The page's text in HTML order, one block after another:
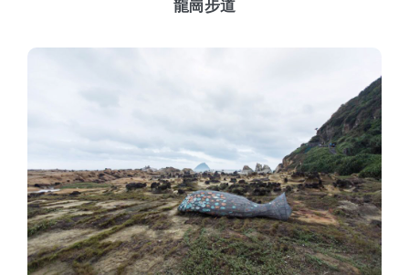
龍崗步道